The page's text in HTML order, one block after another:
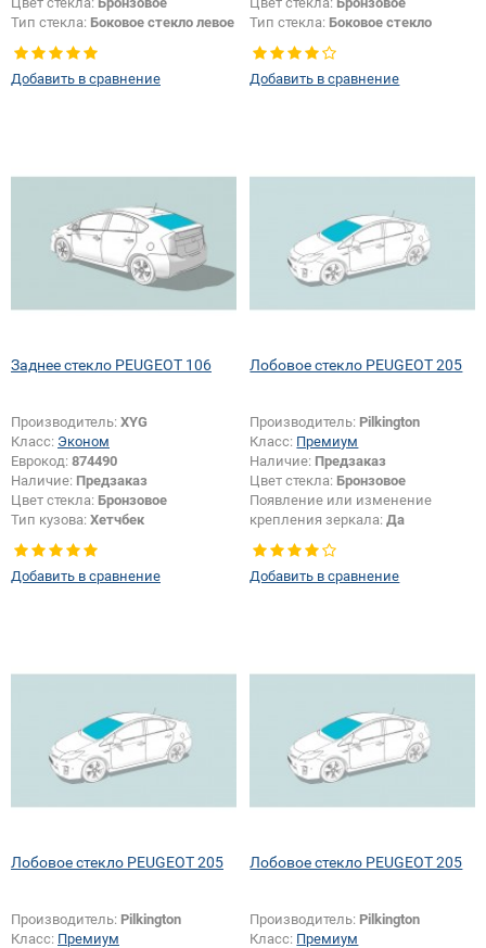
Тип стекла: Боковое стекло левое
Добавить в сравнение
Тип стекла: Боковое стекло
правое
Добавить в сравнение
Заднее стекло PEUGEOT 106
Производитель: XYG
Класс: Эконом
Еврокод: 874490
Наличие: Предзаказ
Цвет стекла: Бронзовое
Тип кузова: Хетчбек
Тип стекла: Заднее стекло
Появление или изменение
отверстий:Да
Добавить в сравнение
Лобовое стекло PEUGEOT 205
Производитель: Pilkington
Класс: Премиум
Наличие: Предзаказ
Цвет стекла: Бронзовое
Появление или изменение
крепления зеркала:Да
Добавить в сравнение
Лобовое стекло PEUGEOT 205
Производитель: Pilkington
Класс: Премиум
Лобовое стекло PEUGEOT 205
Производитель: Pilkington
Класс: Премиум